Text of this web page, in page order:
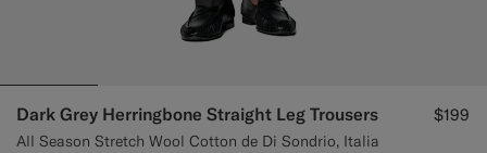
Dark Grey Herringbone Straight Leg Trousers
All Season Stretch Wool Cotton de Di Sondrio, Italia
$199